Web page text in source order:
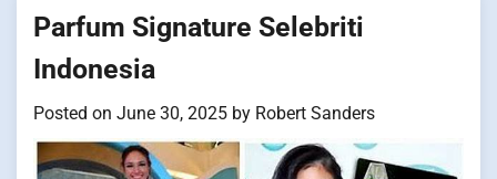
Parfum Signature Selebriti
Indonesia
Posted on June 30, 2025 by Robert Sanders